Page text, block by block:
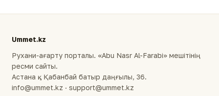
Ummet.kz
Рухани-ағарту порталы. «Abu Nasr Al-Farabi» мешітінің
ресми сайты.
Астана қ., Қабанбай батыр даңғылы, 36.
info@ummet.kz · support@ummet.kz